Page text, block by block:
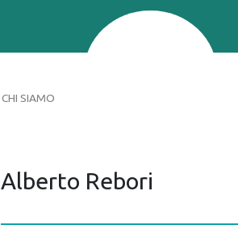
CHI SIAMO
Alberto Rebori